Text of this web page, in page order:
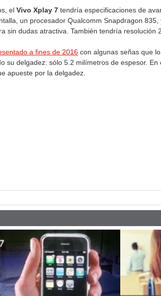
el Vivo Xplay 7 tendría especificaciones de
un procesador Qualcomm Snapdragon
sin dudas atractiva. También tendría resolución
a fines de 2016 con algunas señas que
su delgadez: sólo 5.2 milímetros de espesor.
apueste por la delgadez.